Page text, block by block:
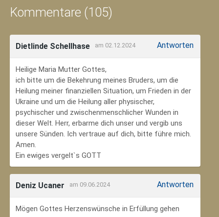
Kommentare (105)
Dietlinde Schellhase am 02.12.2024 Antworten
Heilige Maria Mutter Gottes,
ich bitte um die Bekehrung meines Bruders, um die
Heilung meiner finanziellen Situation, um Frieden in der
Ukraine und um die Heilung aller physischer,
psychischer und zwischenmenschlicher Wunden in
dieser Welt. Herr, erbarme dich unser und vergib uns
unsere Sünden. Ich vertraue auf dich, bitte führe mich.
Amen.
Ein ewiges vergelt`s GOTT
Deniz Ucaner am 09.06.2024 Antworten
Mögen Gottes Herzenswünsche in Erfüllung gehen